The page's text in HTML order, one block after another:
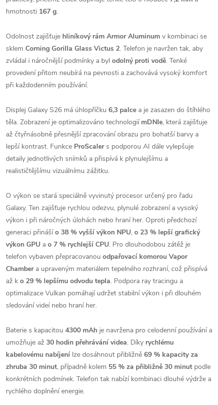
hmotnosti 167 g.
Odolnost zajišťuje hliníkový rám Armor Aluminum v kombinaci se
sklem Corning Gorilla Glass Victus 2. Telefon je navržen tak, aby
zvládal i náročnější podmínky a byl odolný proti vodě. Tenké
provedení přitom neubírá na pevnosti a zachovává vysoký komfort
při každodenním používání.
Displej Galaxy S26 má úhlopříčku 6,3 palce a je zasazen do štíhlého
těla. Zobrazení je optimalizováno technologií mDNIe, která zajišťuje
až čtyřnásobně přesnější zpracování obrazu pro bohatší barvy a
lepší kontrast. Funkce ProScalers podporou AI dále vylepšuje
detaily jednotlivých snímků a přispívá k plynulejšímu a
realističtějšímu vizuálnímu zážitku.
O výkon se stará speciálně vyvinutý procesor určený pro řadu
Galaxy. Ten zajišťuje rychlou odezvu, plynulé zobrazení a vysoký
výkon i při náročných úlohách nebo hraní her. Oproti předchozí
generaci přinášío 38 % vyšší výkon NPU, o 23 % lepší grafický
výkon GPU a o 7 % rychlejší CPU. Pro dlouhodobou zátěž je
telefon vybaven přepracovanou odpařovací komorou Vapor
Chambera upraveným materiálem tepelného rozhraní, což přispívá
až k o 29 % lepšímu odvodu tepla. Podpora ray tracingu a
optimalizace Vulkan pomáhají udržet stabilní výkon i při dlouhém
sledování videí nebo hraní her.
Baterie s kapacitou 4300 mAh je navržena pro celodenní používání a
umožňuje až 30 hodin přehrávání videa. Díky rychlému
kabelovému nabíjení lze dosáhnout přibližně 69 % kapacity za
zhruba 30 minut, případně kolem 55 % za přibližně 30 minut podle
konkrétních podmínek. Telefon tak nabízí kombinaci dlouhé výdrže a
rychlého doplnění energie.